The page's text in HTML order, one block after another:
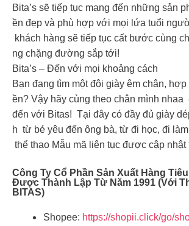
Bita’s sẽ tiếp tục mang đến những sản
ền đẹp và phù hợp với mọi lứa tuổi
khách hàng sẽ tiếp tục cất bước cùng
ng chặng đường sắp tới!
Bita’s – Đến với mọi khoảng cách
Bạn đang tìm một đôi giày êm chân,
ền? Vậy hãy cùng theo chân mình nhaa
đến với Bitas! Tại đây có đầy đủ giày
h từ bé yêu đến ông bà, từ đi học, đi
thể thao Mẫu mã liên tục được cập
Công Ty Cổ Phần Sản Xuất Hàng
Được Thành Lập Từ Năm 1991 (với
BITAS)
Shopee: https://shopii.click/go/